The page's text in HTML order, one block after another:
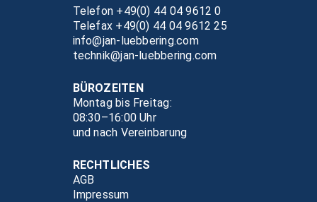
Telefon +49(0) 44 04 9612 0
Telefax +49(0) 44 04 9612 25
info@jan-luebbering.com
technik@jan-luebbering.com
BÜROZEITEN
Montag bis Freitag:
08:30–16:00 Uhr
und nach Vereinbarung
RECHTLICHES
AGB
Impressum